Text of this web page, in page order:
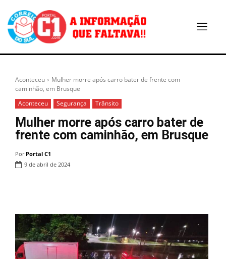
Aconteceu
Mulher morre após carro bater de frente com
caminhão, em Brusque
Aconteceu
Segurança Trânsito
Mulher morre após carro bater de
frente com caminhão, em Brusque
Por Portal C1
9 de abril de 2024